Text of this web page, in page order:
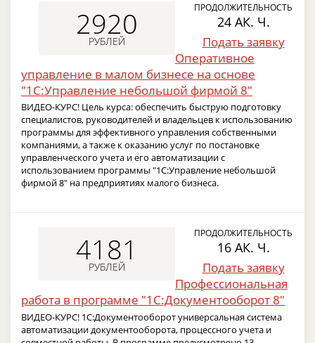
2920
РУБЛЕЙ
ПРОДОЛЖИТЕЛЬНОСТЬ
24 АК. Ч.
Подать заявку
Оперативное
управление в малом бизнесе на основе
"1С:Управление небольшой фирмой 8"
ВИДЕО-КУРС! Цель курса: обеспечить быструю подготовку
специалистов, руководителей и владельцев к использованию
программы для эффективного управления собственными
компаниями, а также к оказанию услуг по постановке
управленческого учета и его автоматизации с
использованием программы "1С:Управление небольшой
фирмой 8" на предприятиях малого бизнеса.
4181
РУБЛЕЙ
ПРОДОЛЖИТЕЛЬНОСТЬ
16 АК. Ч.
Подать заявку
Профессиональная
работа в программе "1С:Документооборот 8"
ВИДЕО-КУРС! 1С:Документооборот универсальная система
автоматизации документооборота, процессного учета и